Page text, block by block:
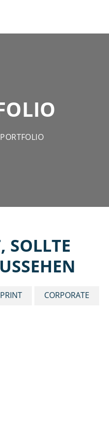
PORTFOLIO
SOLLTE
CORPORATE
PRINT